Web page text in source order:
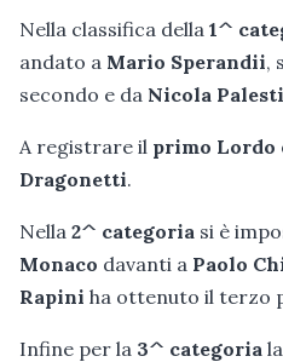
Nella classifica della 1^
andato a Mario Sperandii,
secondo e da Nicola
A registrare il primo Lordo
Dragonetti.
Nella 2^ categoria si è
Monaco davanti a Paolo
Rapini ha ottenuto il terzo
Infine per la 3^ categoria